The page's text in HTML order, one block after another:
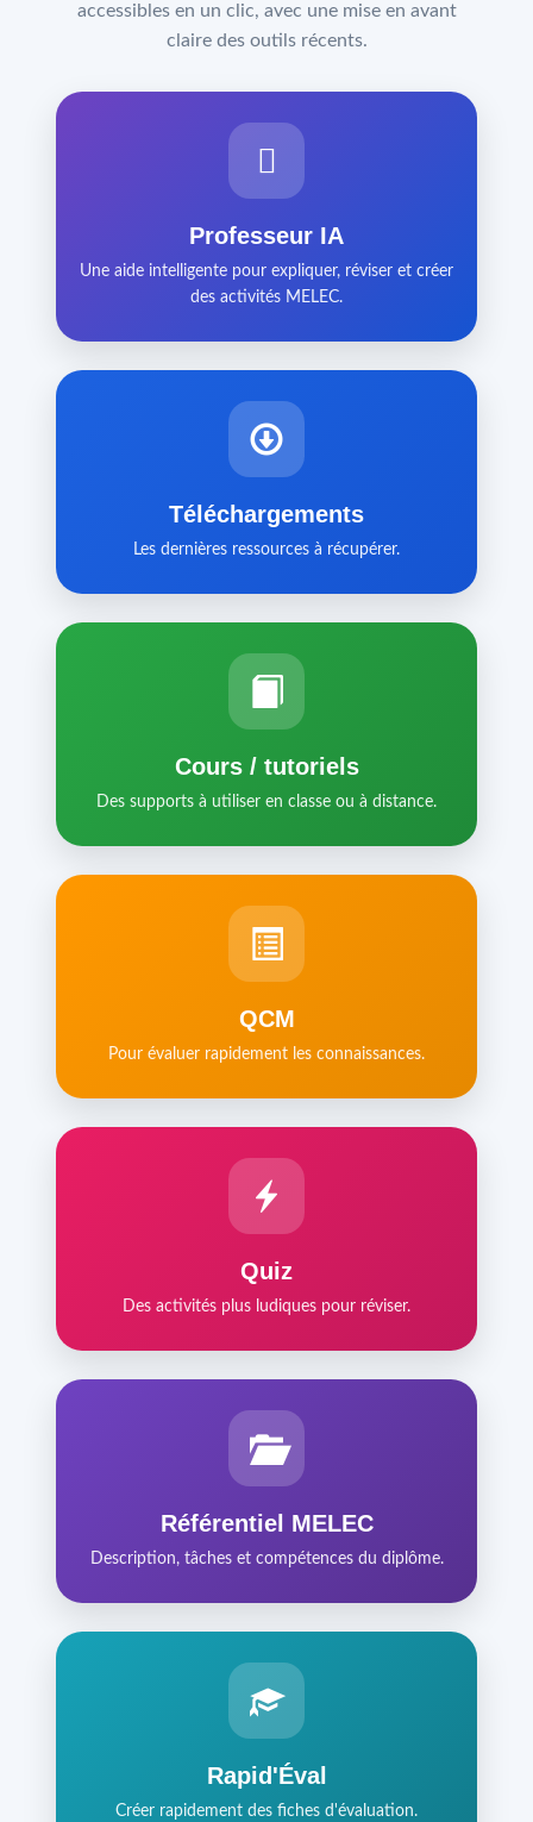
accessibles en un clic, avec une mise en avant
claire des outils récents.
Professeur IA
Une aide intelligente pour expliquer, réviser et créer
des activités MELEC.
Téléchargements
Les dernières ressources à récupérer.
Cours / tutoriels
Des supports à utiliser en classe ou à distance.
QCM
Pour évaluer rapidement les connaissances.
Quiz
Des activités plus ludiques pour réviser.
Référentiel MELEC
Description, tâches et compétences du diplôme.
Rapid'Éval
Créer rapidement des fiches d'évaluation.